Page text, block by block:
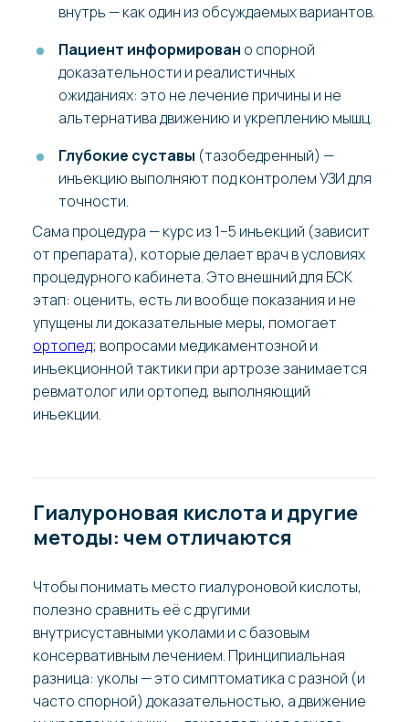
внутрь — как один из обсуждаемых вариантов.
Пациент информирован о спорной
доказательности и реалистичных
ожиданиях: это не лечение причины и не
альтернатива движению и укреплению мышц.
Глубокие суставы (тазобедренный) —
инъекцию выполняют под контролем УЗИ для
точности.
Сама процедура — курс из 1–5 инъекций (зависит
от препарата), которые делает врач в условиях
процедурного кабинета. Это внешний для БСК
этап: оценить, есть ли вообще показания и не
упущены ли доказательные меры, помогает
ортопед; вопросами медикаментозной и
инъекционной тактики при артрозе занимается
ревматолог или ортопед, выполняющий
инъекции.
Гиалуроновая кислота и другие
методы: чем отличаются
Чтобы понимать место гиалуроновой кислоты,
полезно сравнить её с другими
внутрисуставными уколами и с базовым
консервативным лечением. Принципиальная
разница: уколы — это симптоматика с разной (и
часто спорной) доказательностью, а движение